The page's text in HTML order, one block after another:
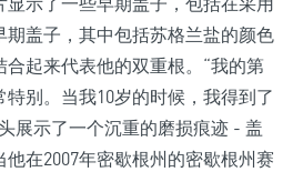
期盖子，其中包括苏格兰盐的颜色
起来代表他的双重根。“我的第
别。当我10岁的时候，我得到了
展示了一个沉重的磨损痕迹 - 盖
在2007年密歇根州的密歇根州赛